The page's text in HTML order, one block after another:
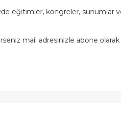
eğitimler, kongreler, sunumlar
mail adresinizle abone olarak